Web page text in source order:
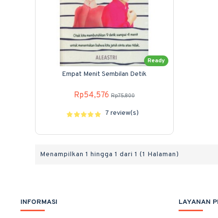
Ready
Empat Menit Sembilan Detik
Rp54,576 Rp75,800
7 review(s)
Menampilkan 1 hingga 1 dari 1 (1 Halaman)
INFORMASI LAYANAN